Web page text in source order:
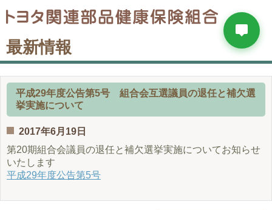
最新情報
平成29年度公告第5号 組合会互選議員の退任と補欠選
挙実施について
2017年6月19日
第20期組合会議員の退任と補欠選挙実施についてお知らせ
いたします
平成29年度公告第5号